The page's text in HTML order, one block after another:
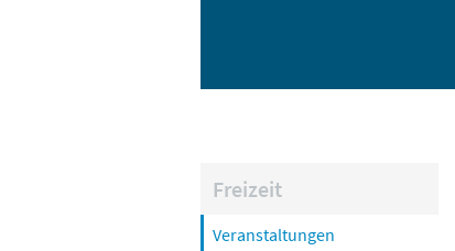
Freizeit
Veranstaltungen